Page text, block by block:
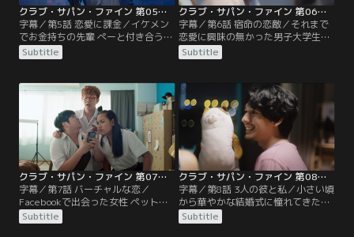
クラブ・サパン・ファイン 第05話／字幕
字幕／第5話 恋愛に課金／イケメン
でお金持ちの先輩 ぺーと付き合う事
になり有頂天のキム。でも、デート
の時ペー先輩はいつもお金を持って
持ちだ。果たしてキムはいつまでこ
の状況に耐えられるのか？
Subtitle
クラブ・サパン・ファイン 第06話／字幕
字幕／第6話 宿命の恋敵／それまで
恋愛に興味の無かった男子大学生の
アンはひょんなことからポッキーゲ
ームをすることになった同性のコー
く。日に日に想いを募らせるアンの
前に、コーの女友達だというデコが
現れ、二人のコーをめぐる熾烈な戦
いの幕が切って落とされたのであっ
Subtitle
クラブ・サパン・ファイン 第07話／字幕
字幕／第7話 バーチャルな恋／
Facebookで出会った女性 ペットと
交際をスタートしたカメラマンのピ
ート。しかし、デートを提案しても
Subtitle
クラブ・サパン・ファイン 第08話（最終話）／字幕
字幕／第8話 3人の彼と私／小さい頃
から華やかな結婚式に憧れてきたビ
ュー。8年間付き合ってきた彼氏に
「お金の無駄だから結婚式をするつ
Subtitle